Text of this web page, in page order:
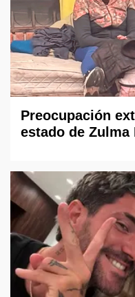
Preocupación
estado de Zulma